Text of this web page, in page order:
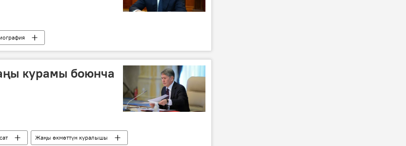
курамы боюнча
Жаңы өкмөттүн куралышы